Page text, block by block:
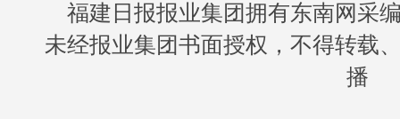
福建日报报业集团拥有东南网采
未经报业集团书面授权，不得转载
播